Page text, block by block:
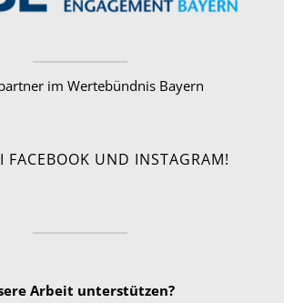
im Wertebündnis Bayern
FACEBOOK UND INSTAGRAM!
Arbeit unterstützen?